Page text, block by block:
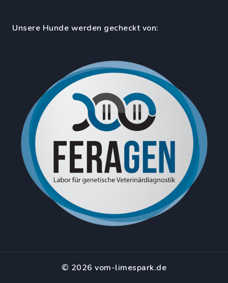
Unsere Hunde werden gecheckt von:
© 2026 vom-limespark.de